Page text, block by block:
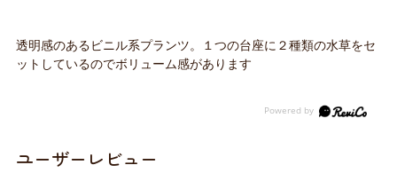
透明感のあるビニル系プランツ。１つの台座に２種類の水草をセ
ットしているのでボリューム感があります
ユーザーレビュー